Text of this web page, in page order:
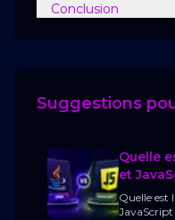
Conclusion
Suggestions
Quelle
et
Quelle est